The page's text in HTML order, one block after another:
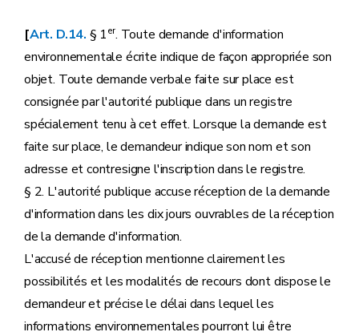
[Art. D.14. § 1er. Toute demande d'information
environnementale écrite indique de façon appropriée son
objet. Toute demande verbale faite sur place est
consignée par l'autorité publique dans un registre
spécialement tenu à cet effet. Lorsque la demande est
faite sur place, le demandeur indique son nom et son
adresse et contresigne l'inscription dans le registre.
§ 2. L'autorité publique accuse réception de la demande
d'information dans les dix jours ouvrables de la réception
de la demande d'information.
L'accusé de réception mentionne clairement les
possibilités et les modalités de recours dont dispose le
demandeur et précise le délai dans lequel les
informations environnementales pourront lui être